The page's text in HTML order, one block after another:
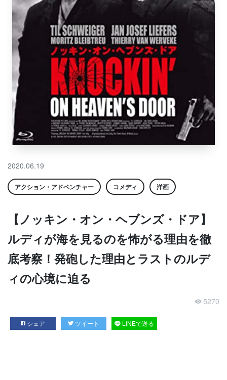
2020.06.19
アクション・アドベンチャー コメディ 洋画
【ノッキン・オン・ヘブンズ・ドア】
ルディが海を見るのを怖がる理由を徹
底考察！発砲した理由とラストのルデ
ィの心境に迫る
5270
シェア ツイート LINEで送る